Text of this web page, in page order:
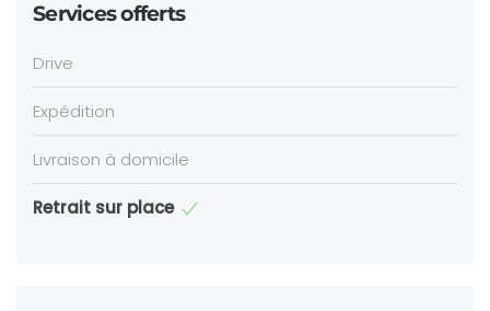
Services offerts
Drive
Expédition
Livraison à domicile
Retrait sur place